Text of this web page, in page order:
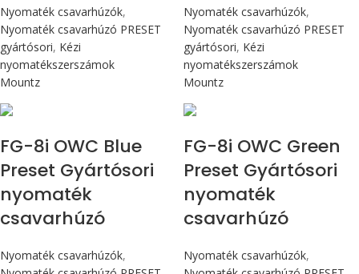
Nyomaték csavarhúzók,
Nyomaték csavarhúzó PRESET
gyártósori, Kézi
nyomatékszerszámok
Mountz
Nyomaték csavarhúzók,
Nyomaték csavarhúzó PRESET
gyártósori, Kézi
nyomatékszerszámok
Mountz
FG-8i OWC Blue
Preset Gyártósori
nyomaték
csavarhúzó
Nyomaték csavarhúzók,
FG-8i OWC Green
Preset Gyártósori
nyomaték
csavarhúzó
Nyomaték csavarhúzók,